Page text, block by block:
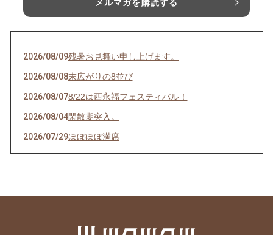
メルマガを購読する
2026/08/09残暑お見舞い申し上げます。
2026/08/08末広がりの8並び
2026/08/078/22は西永福フェスティバル！
2026/08/04閑散期突入。
2026/07/29ほぼほぼ満席
2026/07/28その日のために頑張れる。
2026/07/23うなぎを食べてエネルギーチャージ！